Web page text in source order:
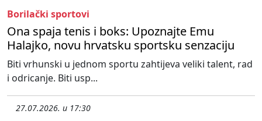
Borilački sportovi
Ona spaja tenis i boks: Upoznajte Emu
Halajko, novu hrvatsku sportsku senzaciju
Biti vrhunski u jednom sportu zahtijeva veliki talent, rad
i odricanje. Biti usp...
27.07.2026. u 17:30